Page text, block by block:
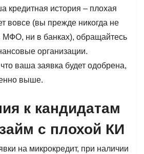
кредитная история – плохая
вовсе (вы прежде никогда не
МФО, ни в банках), обращайтесь
организации.
ваша заявка будет одобрена,
выше.
к кандидатам
с плохой КИ
на микрокредит, при наличии